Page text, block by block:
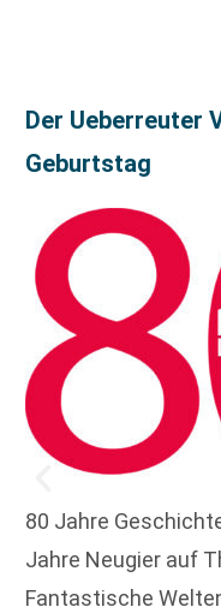
Der Ueberreuter
Geburtstag
80 Jahre
Jahre Neugier auf
Fantastische